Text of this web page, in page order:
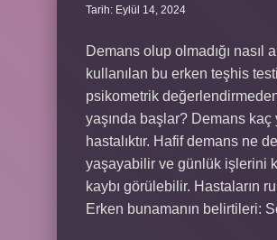
Tarih: Eylül 14, 2024
Demans olup olmadığı nasıl
kullanılan bu erken teşhis
psikometrik
yaşında başlar? Demans
hastalıktır. Hafif demans ne
yaşayabilir ve günlük işlerini
kaybı görülebilir. Hastaların
Erken bunamanın belirtileri: